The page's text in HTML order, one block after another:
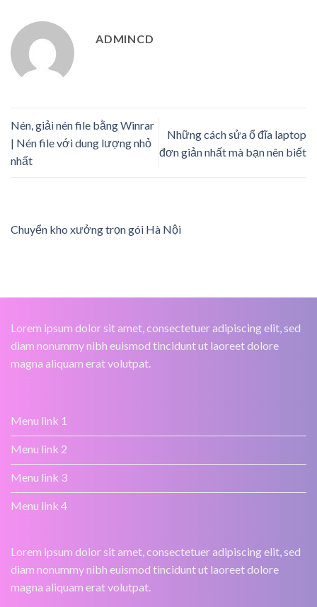
ADMINCD
Nén, giải nén file bằng Winrar
| Nén file với dung lượng nhỏ
nhất
Những cách sửa ổ đĩa laptop
đơn giản nhất mà bạn nên biết
Chuyển kho xưởng trọn gói Hà Nội
Lorem ipsum dolor sit amet, consectetuer adipiscing elit, sed
diam nonummy nibh euismod tincidunt ut laoreet dolore
magna aliquam erat volutpat.
Menu link 1
Menu link 2
Menu link 3
Menu link 4
Lorem ipsum dolor sit amet, consectetuer adipiscing elit, sed
diam nonummy nibh euismod tincidunt ut laoreet dolore
magna aliquam erat volutpat.